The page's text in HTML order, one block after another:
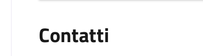
Contatti